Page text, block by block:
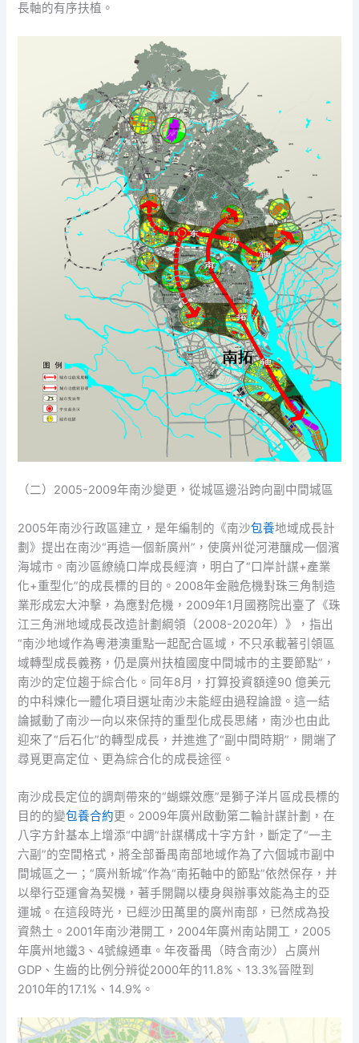
長軸的有序扶植。
（二）2005-2009年南沙變更，從城區邊沿跨向副中間城區
2005年南沙行政區建立，是年編制的《南沙包養地域成長計
劃》提出在南沙“再造一個新廣州”，使廣州從河港釀成一個濱
海城市。南沙區繚繞口岸成長經濟，明白了“口岸計謀+產業
化+重型化”的成長標的目的。2008年金融危機對珠三角制造
業形成宏大沖擊，為應對危機，2009年1月國務院出臺了《珠
江三角洲地域成長改造計劃綱領（2008-2020年）》，指出
“南沙地域作為粵港澳重點一起配合區域，不只承載著引領區
域轉型成長義務，仍是廣州扶植國度中間城市的主要節點”，
南沙的定位趨于綜合化。同年8月，打算投資額達90 億美元
的中科煉化一體化項目選址南沙未能經由過程論證。這一結
論撼動了南沙一向以來保持的重型化成長思緒，南沙也由此
迎來了“后石化”的轉型成長，并進進了“副中間時期”，開端了
尋覓更高定位、更為綜合化的成長途徑。
南沙成長定位的調劑帶來的“蝴蝶效應”是獅子洋片區成長標的
目的的變包養合約更。2009年廣州啟動第二輪計謀計劃，在
八字方針基本上增添“中調”計謀構成十字方針，斷定了“一主
六副”的空間格式，將全部番禺南部地域作為了六個城市副中
間城區之一；“廣州新城”作為“南拓軸中的節點”依然保存，并
以舉行亞運會為契機，著手開闢以棲身與辦事效能為主的亞
運城。在這段時光，已經沙田萬里的廣州南部，已然成為投
資熱土。2001年南沙港開工，2004年廣州南站開工，2005
年廣州地鐵3、4號線通車。年夜番禺（時含南沙）占廣州
GDP、生齒的比例分辨從2000年的11.8%、13.3%晉陞到
2010年的17.1%、14.9%。